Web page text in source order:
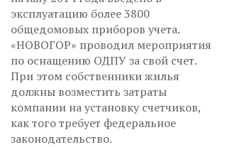
эксплуатацию более 3800
общедомовых приборов учета.
«НОВОГОР» проводил мероприятия
по оснащению ОДПУ за свой счет.
При этом собственники жилья
должны возместить затраты
компании на установку счетчиков,
как того требует федеральное
законодательство.